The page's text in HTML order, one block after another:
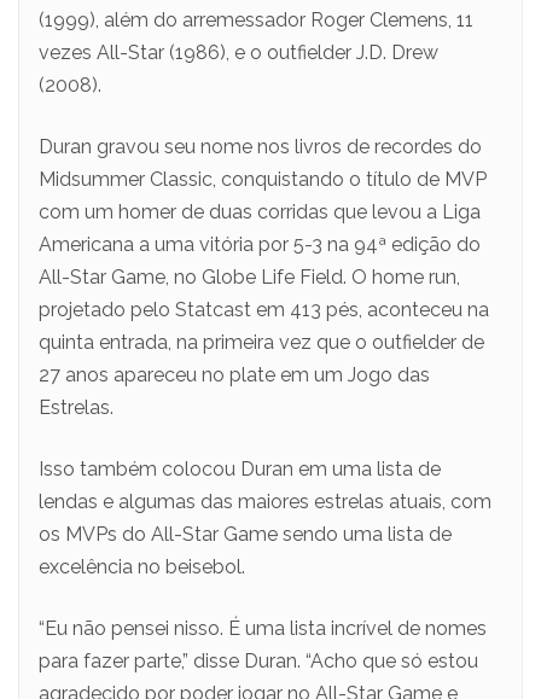
(1999), além do arremessador Roger Clemens, 11
vezes All-Star (1986), e o outfielder J.D. Drew
(2008).
Duran gravou seu nome nos livros de recordes do
Midsummer Classic, conquistando o título de MVP
com um homer de duas corridas que levou a Liga
Americana a uma vitória por 5-3 na 94ª edição do
All-Star Game, no Globe Life Field. O home run,
projetado pelo Statcast em 413 pés, aconteceu na
quinta entrada, na primeira vez que o outfielder de
27 anos apareceu no plate em um Jogo das
Estrelas.
Isso também colocou Duran em uma lista de
lendas e algumas das maiores estrelas atuais, com
os MVPs do All-Star Game sendo uma lista de
excelência no beisebol.
“Eu não pensei nisso. É uma lista incrível de nomes
para fazer parte,” disse Duran. “Acho que só estou
agradecido por poder jogar no All-Star Game e